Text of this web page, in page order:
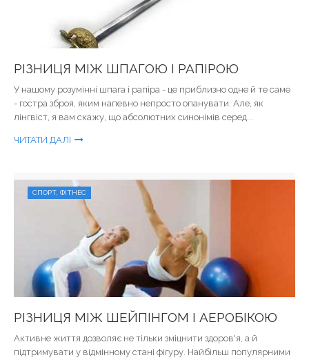
РІЗНИЦЯ МІЖ ШПАГОЮ І РАПІРОЮ
У нашому розумінні шпага і рапіра - це приблизно одне й те саме
- гостра зброя, яким напевно непросто опанувати. Але, як
лінгвіст, я вам скажу, що абсолютних синонімів серед...
ЧИТАТИ ДАЛІ
СПОРТ, ФІТНЕС
РІЗНИЦЯ МІЖ ШЕЙПІНГОМ І АЕРОБІКОЮ
Активне життя дозволяє не тільки зміцнити здоров'я, а й
підтримувати у відмінному стані фігуру. Найбільш популярними